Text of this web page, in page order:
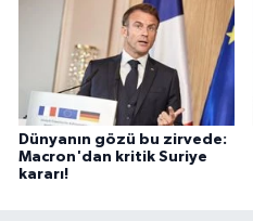
Dünyanın gözü bu zirvede:
Macron'dan kritik Suriye
kararı!